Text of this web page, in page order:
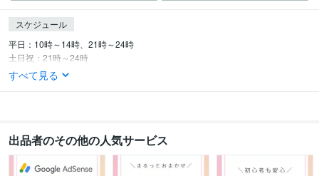
スケジュール
平日：10時～14時、21時～24時
土日祝：21時～24時
すべて見る
出品者のその他の人気サービス